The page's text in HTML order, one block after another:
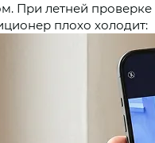
При летней
плохо холодит: